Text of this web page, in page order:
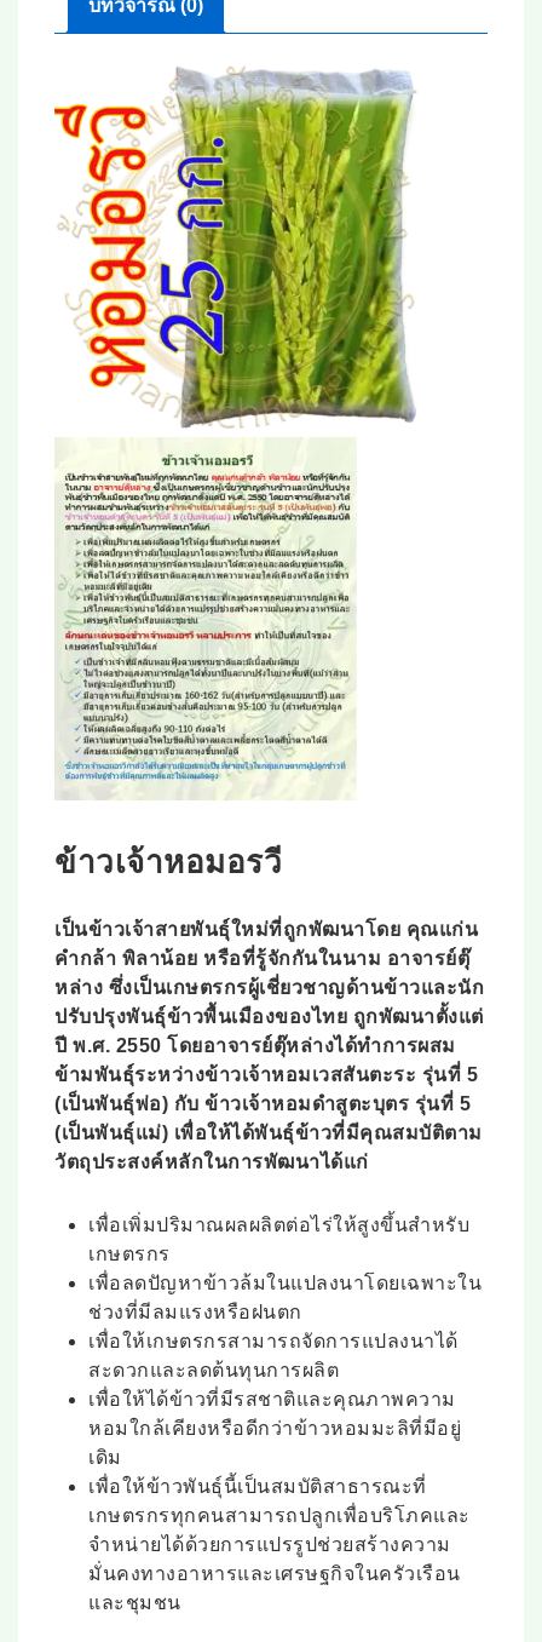
บทวิจารณ์ (0)
ข้าวเจ้าหอมอรวี
เป็นข้าวเจ้าสายพันธุ์ใหม่ที่ถูกพัฒนาโดย คุณแก่น
คำกล้า พิลาน้อย หรือที่รู้จักกันในนาม อาจารย์ตุ๊
หล่าง ซึ่งเป็นเกษตรกรผู้เชี่ยวชาญด้านข้าวและนัก
ปรับปรุงพันธุ์ข้าวพื้นเมืองของไทย ถูกพัฒนาตั้งแต่
ปี พ.ศ. 2550 โดยอาจารย์ตุ๊หล่างได้ทำการผสม
ข้ามพันธุ์ระหว่างข้าวเจ้าหอมเวสสันตะระ รุ่นที่ 5
(เป็นพันธุ์พ่อ) กับ ข้าวเจ้าหอมดำสูตะบุตร รุ่นที่ 5
(เป็นพันธุ์แม่) เพื่อให้ได้พันธุ์ข้าวที่มีคุณสมบัติตาม
วัตถุประสงค์หลักในการพัฒนาได้แก่
เพื่อเพิ่มปริมาณผลผลิตต่อไร่ให้สูงขึ้นสำหรับ
เกษตรกร
เพื่อลดปัญหาข้าวล้มในแปลงนาโดยเฉพาะใน
ช่วงที่มีลมแรงหรือฝนตก
เพื่อให้เกษตรกรสามารถจัดการแปลงนาได้
สะดวกและลดต้นทุนการผลิต
เพื่อให้ได้ข้าวที่มีรสชาติและคุณภาพความ
หอมใกล้เคียงหรือดีกว่าข้าวหอมมะลิที่มีอยู่
เดิม
เพื่อให้ข้าวพันธุ์นี้เป็นสมบัติสาธารณะที่
เกษตรกรทุกคนสามารถปลูกเพื่อบริโภคและ
จำหน่ายได้ด้วยการแปรรูปช่วยสร้างความ
มั่นคงทางอาหารและเศรษฐกิจในครัวเรือน
และชุมชน